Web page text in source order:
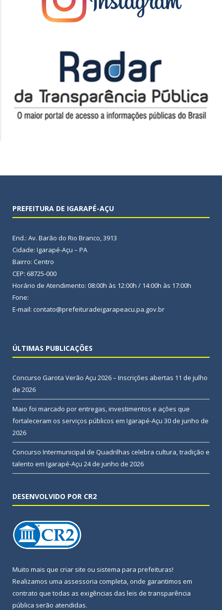
PREFEITURA DE IGARAPÉ-AÇU
End.: Av. Barão do Rio Branco, 3913
Cidade: Igarapé-Açu – PA
Bairro: Centro
CEP: 68725-000
Horário de Atendimento: 08:00h às 12:00h / 14:00h às 17:00h
Fone:
E-mail: contato@prefeituradeigarapeacu.pa.gov.br
ÚLTIMAS PUBLICAÇÕES
Concurso Garota Verão Açu 2026 – Inscrições abertas 11 de julho
de 2026
Maio foi marcado por entregas, investimentos e ações que
fortaleceram os serviços públicos em Igarapé-Açu 30 de junho de
2026
Concurso Intermunicipal de Quadrilhas celebra cultura, tradição e
talento em Igarapé-Açu 24 de junho de 2026
DESENVOLVIDO POR CR2
Muito mais que criar site ou sistema para prefeituras!
Realizamos uma assessoria completa, onde garantimos em
contrato que todas as exigências das leis de transparência
pública serão atendidas.